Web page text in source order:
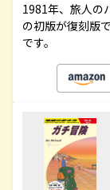
1981年、旅人の
の初版が復刻版
です。